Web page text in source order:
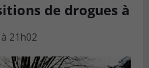
de drogues à
21h02